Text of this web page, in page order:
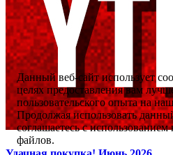
Данный веб-сайт использует
целях предоставления вам
пользовательского опыта на
Продолжая использовать
соглашаетесь с
файлов.